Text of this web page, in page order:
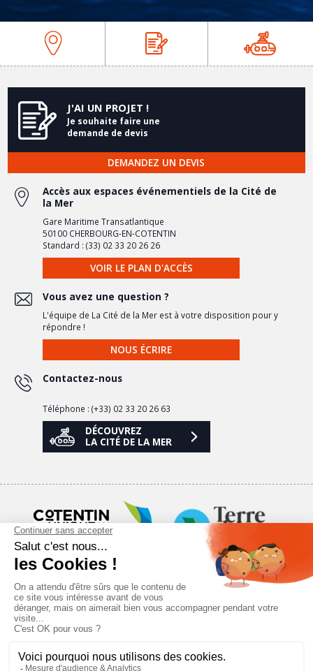
J'AI UN PROJET !
Je souhaite faire une
demande de devis
DEMANDEZ UN DEVIS
Accès aux espaces événementiels de la Cité de
la Mer
Gare Maritime Transatlantique
50100 CHERBOURG-EN-COTENTIN
Standard : (33) 02 33 20 26 26
VOIR LE PLAN D'ACCÈS
Vous avez une question ?
L'équipe de La Cité de la Mer est à votre disposition pour y
répondre !
NOUS ÉCRIRE
Contactez-nous
Téléphone : (+33) 02 33 20 26 63
DÉCOUVREZ
LA CITÉ DE LA MER